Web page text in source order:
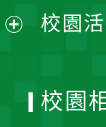
單
校園
校園